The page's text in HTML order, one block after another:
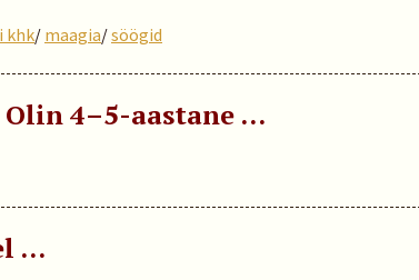
khk/ maagia/söögid
Olin 4–5-aastane …
…